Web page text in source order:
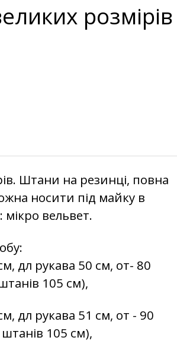
розмірів
Штани на резинці, повна
носити під майку в
мікро вельвет.
дл рукава 50 см, от- 80
105 см),
дл рукава 51 см, от - 90
105 см),